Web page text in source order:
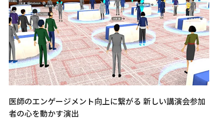
医師のエンゲージメント向上に繋がる 新しい講演会参加
者の心を動かす演出